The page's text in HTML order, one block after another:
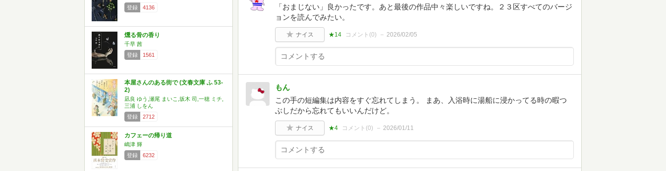
登録
4136
燻る骨の香り
千早 茜
登録
1561
本屋さんのある街で (文春文庫 ふ 53-
2)
凪良 ゆう,瀬尾 まいこ,坂木 司,一穂 ミチ,
三浦 しをん
登録
2712
カフェーの帰り道
嶋津 輝
登録
6232
「おまじない」良かったです。あと最後の作品中々楽しいですね。２３区すべてのバージ
ョンを読んでみたい。
ナイス ★14 コメント(0) 2026/02/05
もん
この手の短編集は内容をすぐ忘れてしまう。 まあ、入浴時に湯船に浸かってる時の暇つ
ぶしだから忘れてもいいんだけど。
ナイス ★4 コメント(0) 2026/01/11